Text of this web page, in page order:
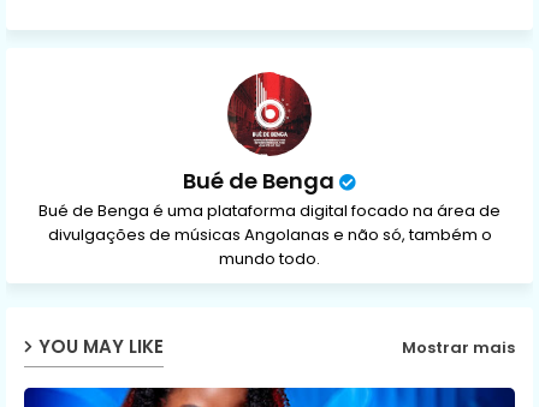
ap
Bué de Benga
Bué de Benga é uma plataforma digital focado na área de
divulgações de músicas Angolanas e não só, também o
mundo todo.
YOU MAY LIKE Mostrar mais